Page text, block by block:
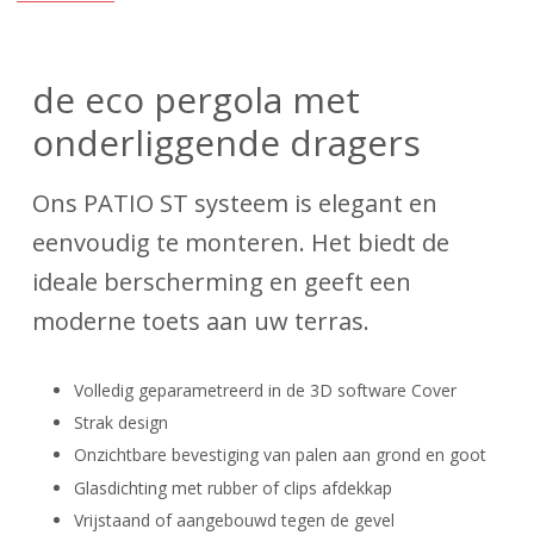
de eco pergola met
onderliggende dragers
Ons PATIO ST systeem is elegant en
eenvoudig te monteren. Het biedt de
ideale berscherming en geeft een
moderne toets aan uw terras.
Volledig geparametreerd in de 3D software Cover
Strak design
Onzichtbare bevestiging van palen aan grond en goot
Glasdichting met rubber of clips afdekkap
Vrijstaand of aangebouwd tegen de gevel